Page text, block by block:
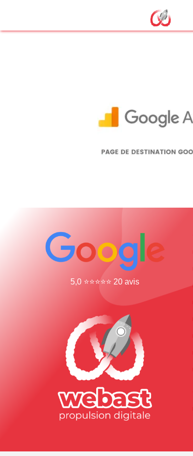
5,0 ⭐⭐⭐⭐⭐ 20 avis